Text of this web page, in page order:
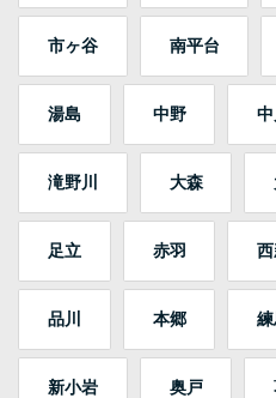
市ヶ谷 南平台
湯島 中野 中
滝野川 大森
足立 赤羽
品川 本郷
新小岩 奥戸